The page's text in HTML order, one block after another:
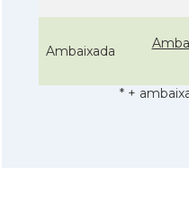
Ambaixada
* +